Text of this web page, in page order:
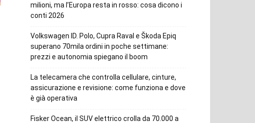
milioni, ma l’Europa resta in rosso: cosa dicono i
conti 2026
Volkswagen ID. Polo, Cupra Raval e Škoda Epiq
superano 70mila ordini in poche settimane:
prezzi e autonomia spiegano il boom
La telecamera che controlla cellulare, cinture,
assicurazione e revisione: come funziona e dove
è già operativa
Fisker Ocean, il SUV elettrico crolla da 70.000 a